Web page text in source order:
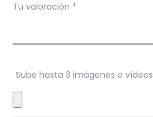
i
o
e
s
Tu valoración *
Sube hasta 3 imágenes o vídeos